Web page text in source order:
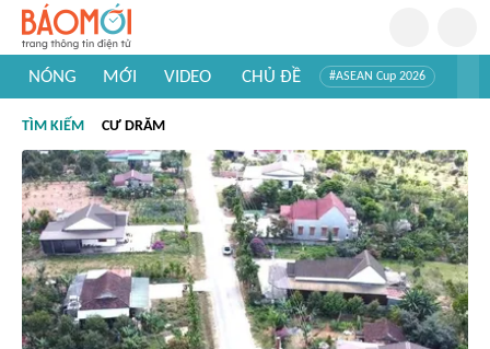
NÓNG MỚI VIDEO CHỦ ĐỀ #ASEAN Cup 2026
#Khám phá thế giới
TÌM KIẾM CƯ DRĂM